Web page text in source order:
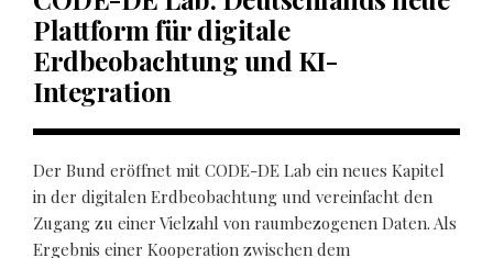
Plattform für digitale
Erdbeobachtung und KI-
Integration
Der Bund eröffnet mit CODE-DE Lab ein neues Kapitel
in der digitalen Erdbeobachtung und vereinfacht den
Zugang zu einer Vielzahl von raumbezogenen Daten. Als
Ergebnis einer Kooperation zwischen dem